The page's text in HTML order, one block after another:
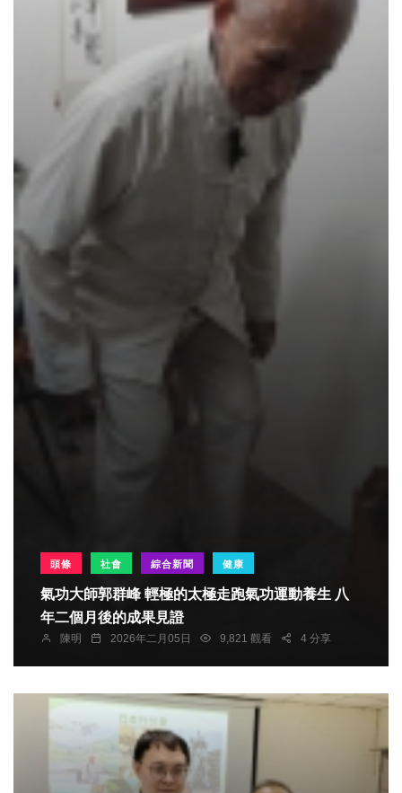
頭條 社會 綜合新聞 健康
氣功大師郭群峰 輕極的太極走跑氣功運動養生 八
年二個月後的成果見證
陳明 2026年二月05日 9,821 觀看 4 分享